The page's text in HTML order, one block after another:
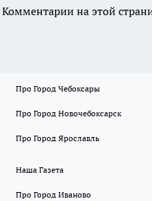
Комментарии на этой
Про Город Чебоксары
Про Город Новочебоксарск
Про Город Ярославль
Наша Газета
Про Город Иваново